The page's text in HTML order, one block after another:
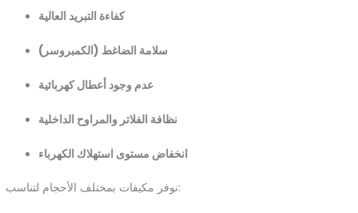
كفاءة التبريد العالية
سلامة الضاغط (الكمبروسر)
عدم وجود أعطال كهربائية
نظافة الفلاتر والمراوح الداخلية
انخفاض مستوى استهلاك الكهرباء
نوفر مكيفات بمختلف الأحجام لتناسب: